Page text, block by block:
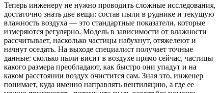
Теперь инженеру не нужно проводить сложные исследования,
достаточно знать две вещи: состав пыли в руднике и текущую
влажность воздуха — это стандартные показатели, которые
измеряются регулярно. Модель в зависимости от влажности
рассчитывает, насколько частицы набухнут, отяжелеют и
начнут оседать. На выходе специалист получает точные
данные: сколько пыли висит в воздухе прямо сейчас, частицы
какого размера преобладают, как быстро они упадут и на
каком расстоянии воздух очистится сам. Зная это, инженер
понимает, куда именно направлять вентиляцию, а где ее